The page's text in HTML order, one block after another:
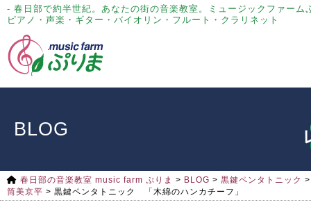
- 春日部で約半世紀。あなたの街の音楽教室。ミュージックファーム
ピアノ・声楽・ギター・バイオリン・フルート・クラリネット
BLOG
春日部の音楽教室 music farm ぷりま > BLOG > 黒鍵ペンタトニック >
筒美京平 > 黒鍵ペンタトニック 「木綿のハンカチーフ」